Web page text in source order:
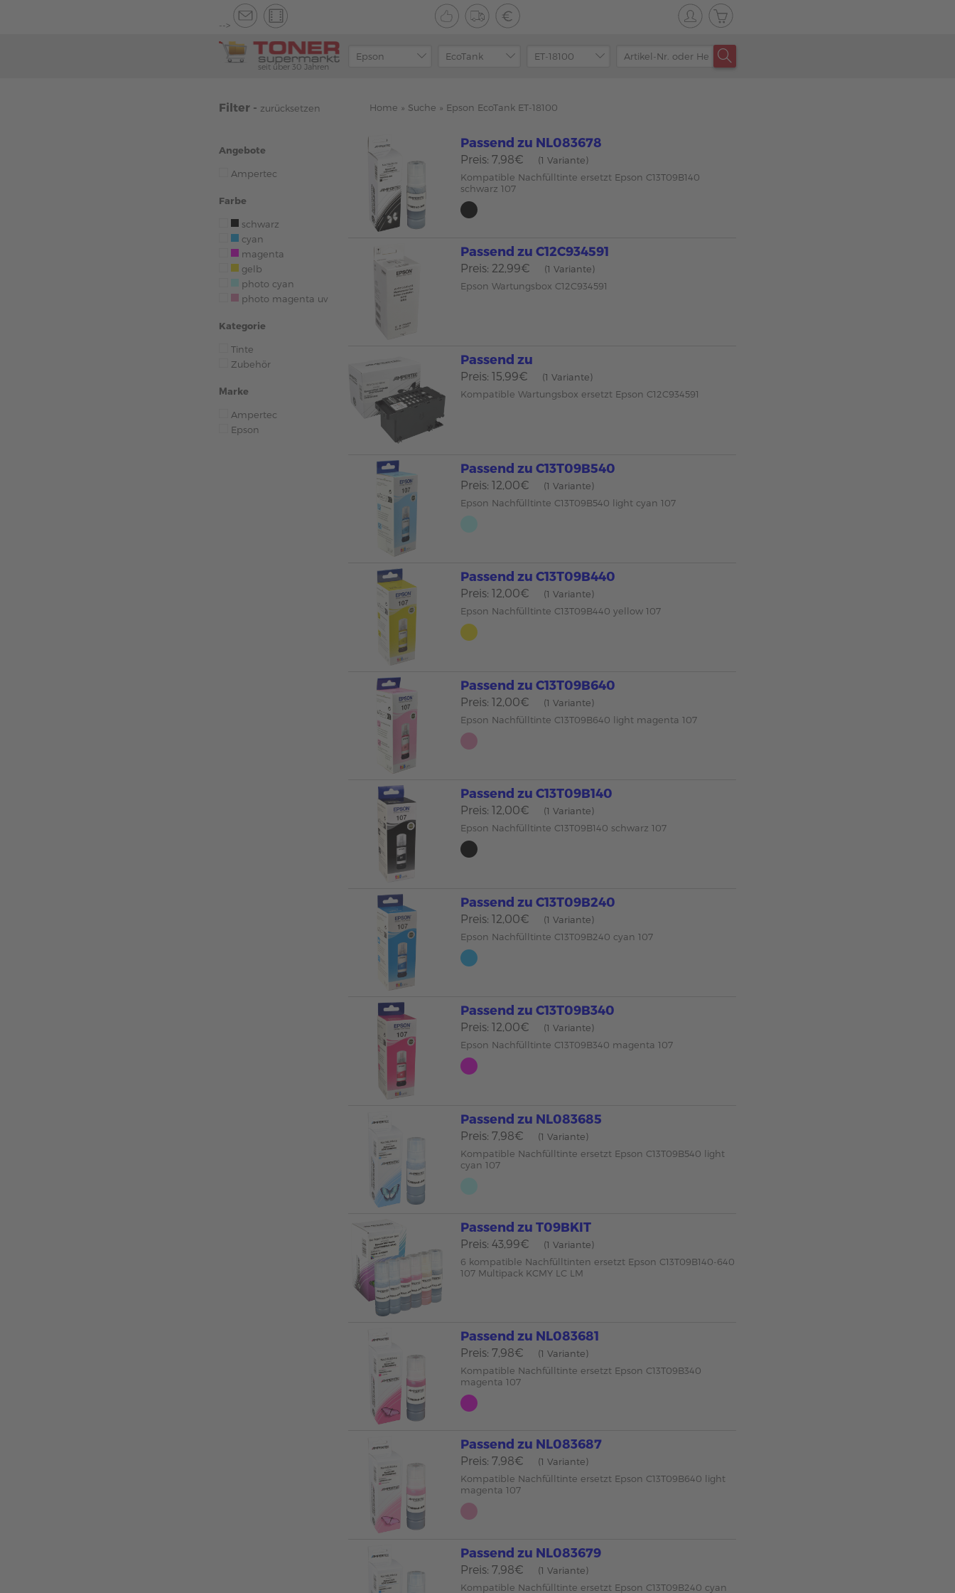
-->
seit über 30 Jahren
Filter - zurücksetzen
Angebote
Ampertec
Farbe
schwarz
cyan
magenta
gelb
photo cyan
photo magenta uv
Kategorie
Tinte
Zubehör
Marke
Ampertec
Epson
Home » Suche » Epson EcoTank ET-18100
Passend zu NL083678
Preis: 7,98€
(1 Variante)
Kompatible Nachfülltinte ersetzt Epson C13T09B140
schwarz 107
Passend zu C12C934591
Preis: 22,99€
(1 Variante)
Epson Wartungsbox C12C934591
Passend zu
Preis: 15,99€
(1 Variante)
Kompatible Wartungsbox ersetzt Epson C12C934591
Passend zu C13T09B540
Preis: 12,00€
(1 Variante)
Epson Nachfülltinte C13T09B540 light cyan 107
Passend zu C13T09B440
Preis: 12,00€
(1 Variante)
Epson Nachfülltinte C13T09B440 yellow 107
Passend zu C13T09B640
Preis: 12,00€
(1 Variante)
Epson Nachfülltinte C13T09B640 light magenta 107
Passend zu C13T09B140
Preis: 12,00€
(1 Variante)
Epson Nachfülltinte C13T09B140 schwarz 107
Passend zu C13T09B240
Preis: 12,00€
(1 Variante)
Epson Nachfülltinte C13T09B240 cyan 107
Passend zu C13T09B340
Preis: 12,00€
(1 Variante)
Epson Nachfülltinte C13T09B340 magenta 107
Passend zu NL083685
Preis: 7,98€
(1 Variante)
Kompatible Nachfülltinte ersetzt Epson C13T09B540 light
cyan 107
Passend zu T09BKIT
Preis: 43,99€
(1 Variante)
6 kompatible Nachfülltinten ersetzt Epson C13T09B140-640
107 Multipack KCMY LC LM
Passend zu NL083681
Preis: 7,98€
(1 Variante)
Kompatible Nachfülltinte ersetzt Epson C13T09B340
magenta 107
Passend zu NL083687
Preis: 7,98€
(1 Variante)
Kompatible Nachfülltinte ersetzt Epson C13T09B640 light
magenta 107
Passend zu NL083679
Preis: 7,98€
(1 Variante)
Kompatible Nachfülltinte ersetzt Epson C13T09B240 cyan